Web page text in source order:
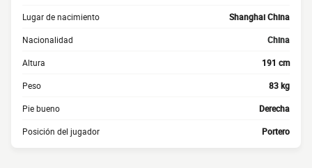
Lugar de nacimiento Shanghai China
Nacionalidad China
Altura 191 cm
Peso 83 kg
Pie bueno Derecha
Posición del jugador Portero